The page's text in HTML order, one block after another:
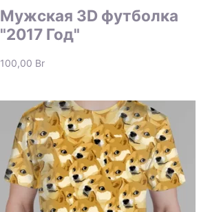
Мужская 3D футболка
"2017 Год"
100,00 Br